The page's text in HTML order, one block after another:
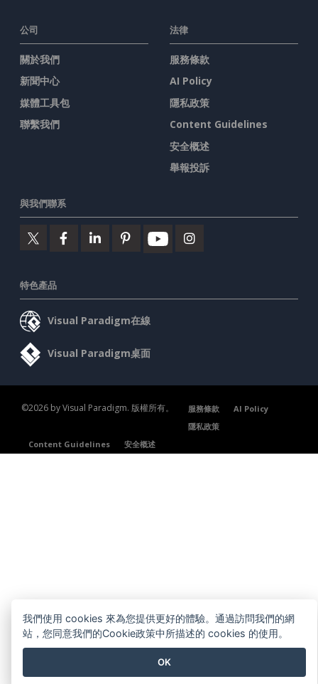
公司
關於我們
新聞中心
媒體工具包
聯繫我們
法律
服務條款
AI Policy
隱私政策
Content Guidelines
安全概述
舉報投訴
與我們聯系
特色產品
Visual Paradigm在線
Visual Paradigm桌面
©2026 by Visual Paradigm. 版權所有。 服務條款
AI Policy
隱私政策
Content Guidelines
安全概述
我們使用 cookies 來為您提供更好的體驗。通過訪問我們的網
站，您同意我們的Cookie政策中所描述的 cookies 的使用。
OK